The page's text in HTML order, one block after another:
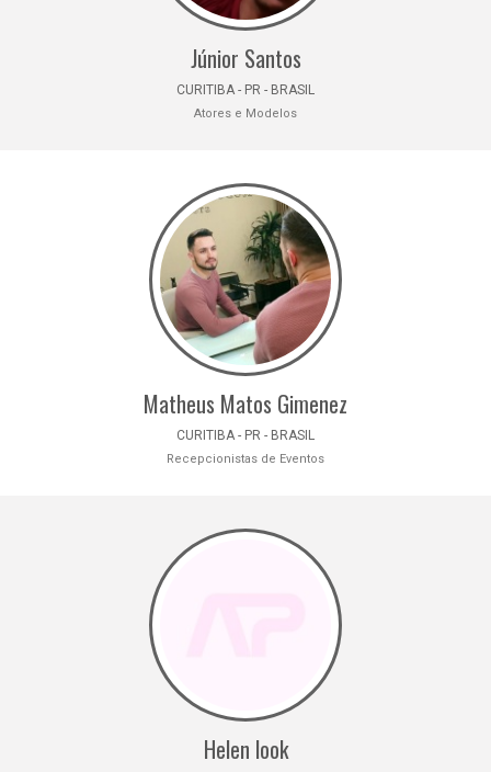
Júnior Santos
CURITIBA - PR - BRASIL
Atores e Modelos
Matheus Matos Gimenez
CURITIBA - PR - BRASIL
Recepcionistas de Eventos
Helen look